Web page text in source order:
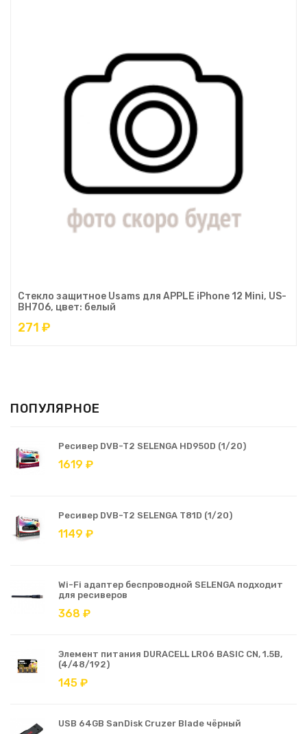
Стекло защитное Usams для APPLE iPhone 12 Mini, US-
BH706, цвет: белый
271 ₽
ПОПУЛЯРНОЕ
Ресивер DVB-T2 SELENGA HD950D (1/20)
1619 ₽
Ресивер DVB-T2 SELENGA T81D (1/20)
1149 ₽
Wi-Fi адаптер беспроводной SELENGA подходит
для ресиверов
368 ₽
Элемент питания DURACELL LR06 BASIC CN, 1.5В,
(4/48/192)
145 ₽
USB 64GB SanDisk Cruzer Blade чёрный